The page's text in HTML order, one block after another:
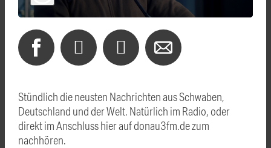
Stündlich die neusten Nachrichten aus Schwaben,
Deutschland und der Welt. Natürlich im Radio, oder
direkt im Anschluss hier auf donau3fm.de zum
nachhören.